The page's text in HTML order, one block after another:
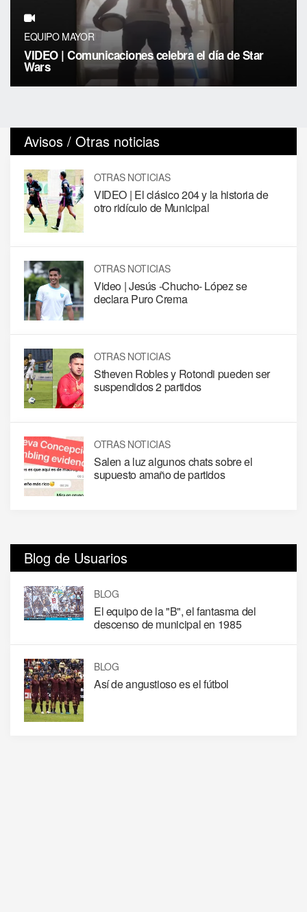
EQUIPO MAYOR
VIDEO | Comunicaciones celebra el día de Star
Wars
Avisos / Otras noticias
OTRAS NOTICIAS
VIDEO | El clásico 204 y la historia de
otro ridículo de Municipal
OTRAS NOTICIAS
Video | Jesús -Chucho- López se
declara Puro Crema
OTRAS NOTICIAS
Stheven Robles y Rotondi pueden ser
suspendidos 2 partidos
OTRAS NOTICIAS
Salen a luz algunos chats sobre el
supuesto amaño de partidos
Blog de Usuarios
BLOG
El equipo de la "B", el fantasma del
descenso de municipal en 1985
BLOG
Así de angustioso es el fútbol